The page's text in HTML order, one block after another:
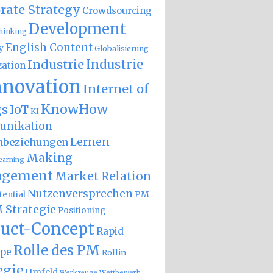
Strategy Crowdsourcing
Development
English Content Globalisierung
IndustrieIndustrie
Internet of
IoT KI KnowHow
Lernen
Making
Market Relation
Nutzenversprechen PM
Strategie Positioning
ConceptRapid
Rolle des PM Rollin